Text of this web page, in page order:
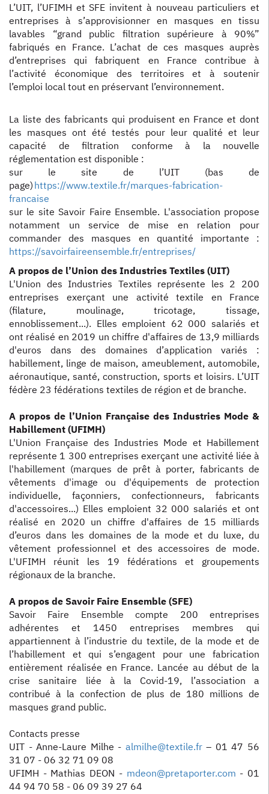
L’UIT, l’UFIMH et SFE invitent à nouveau particuliers et
entreprises à s’approvisionner en masques en tissu
lavables “grand public filtration supérieure à 90%”
fabriqués en France. L’achat de ces masques auprès
d’entreprises qui fabriquent en France contribue à
l’activité économique des territoires et à soutenir
l’emploi local tout en préservant l’environnement.
La liste des fabricants qui produisent en France et dont
les masques ont été testés pour leur qualité et leur
capacité de filtration conforme à la nouvelle
réglementation est disponible :
sur le site de l’UIT (bas de
page) https://www.textile.fr/marques-fabrication-
francaise
sur le site Savoir Faire Ensemble. L'association propose
notamment un service de mise en relation pour
commander des masques en quantité importante :
https://savoirfaireensemble.fr/entreprises/
A propos de l’Union des Industries Textiles (UIT)
L'Union des Industries Textiles représente les 2 200
entreprises exerçant une activité textile en France
(filature, moulinage, tricotage, tissage,
ennoblissement...). Elles emploient 62 000 salariés et
ont réalisé en 2019 un chiffre d'affaires de 13,9 milliards
d'euros dans des domaines d’application variés :
habillement, linge de maison, ameublement, automobile,
aéronautique, santé, construction, sports et loisirs. L’UIT
fédère 23 fédérations textiles de région et de branche.
A propos de l’Union Française des Industries Mode &
Habillement (UFIMH)
L'Union Française des Industries Mode et Habillement
représente 1 300 entreprises exerçant une activité liée à
l'habillement (marques de prêt à porter, fabricants de
vêtements d'image ou d'équipements de protection
individuelle, façonniers, confectionneurs, fabricants
d'accessoires...) Elles emploient 32 000 salariés et ont
réalisé en 2020 un chiffre d'affaires de 15 milliards
d’euros dans les domaines de la mode et du luxe, du
vêtement professionnel et des accessoires de mode.
L'UFIMH réunit les 19 fédérations et groupements
régionaux de la branche.
A propos de Savoir Faire Ensemble (SFE)
Savoir Faire Ensemble compte 200 entreprises
adhérentes et 1450 entreprises membres qui
appartiennent à l’industrie du textile, de la mode et de
l’habillement et qui s’engagent pour une fabrication
entièrement réalisée en France. Lancée au début de la
crise sanitaire liée à la Covid-19, l’association a
contribué à la confection de plus de 180 millions de
masques grand public.
Contacts presse
UIT - Anne-Laure Milhe - almilhe@textile.fr– 01 47 56
31 07 - 06 32 71 09 08
UFIMH - Mathias DEON - mdeon@pretaporter.com - 01
44 94 70 58 - 06 09 39 27 64